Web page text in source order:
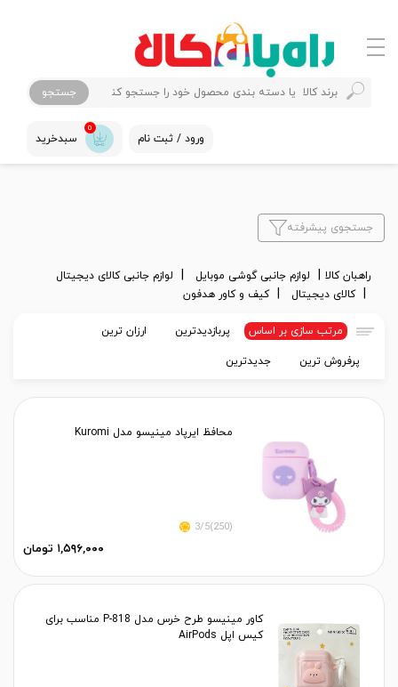
جستجو
ورود / ثبت نام
0
سبدخرید
جستجوی پیشرفته
راهبان کالا لوازم جانبی گوشی موبایل
لوازم جانبی کالای دیجیتال
کالای دیجیتال
کیف و کاور هدفون
مرتب سازی بر اساس پربازدیدترین ارزان ترین
پرفروش ترین جدیدترین
محافظ ایرپاد مینیسو مدل Kuromi
(250)3/5
۱,۵۹۶,۰۰۰ تومان
کاور مینیسو طرح خرس مدل P-818 مناسب برای
کیس اپل AirPods